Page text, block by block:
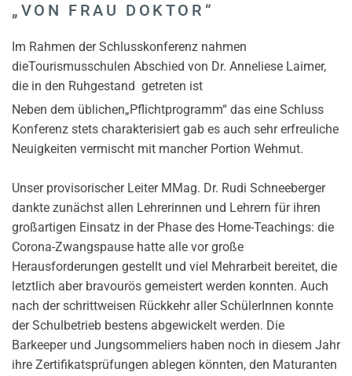
„VON FRAU DOKTOR“
Im Rahmen der Schlusskonferenz nahmen
dieTourismusschulen Abschied von Dr. Anneliese Laimer,
die in den Ruhgestand getreten ist
Neben dem üblichen„Pflichtprogramm“ das eine Schluss
Konferenz stets charakterisiert gab es auch sehr erfreuliche
Neuigkeiten vermischt mit mancher Portion Wehmut.
Unser provisorischer Leiter MMag. Dr. Rudi Schneeberger
dankte zunächst allen Lehrerinnen und Lehrern für ihren
großartigen Einsatz in der Phase des Home-Teachings: die
Corona-Zwangspause hatte alle vor große
Herausforderungen gestellt und viel Mehrarbeit bereitet, die
letztlich aber bravourös gemeistert werden konnten. Auch
nach der schrittweisen Rückkehr aller SchülerInnen konnte
der Schulbetrieb bestens abgewickelt werden. Die
Barkeeper und Jungsommeliers haben noch in diesem Jahr
ihre Zertifikatsprüfungen ablegen könnten, den Maturanten